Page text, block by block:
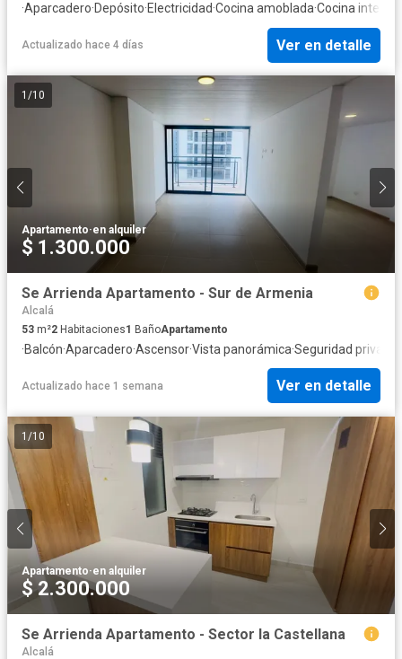
·Aparcadero·Depósito·Electricidad·Cocina amoblada·Cocina integral
Actualizado hace 4 días Ver en detalle
1 /10
Apartamento·en alquiler
$ 1.300.000
Se Arrienda Apartamento - Sur de Armenia
Alcalá
53 m²2 Habitaciones1 BañoApartamento
·Balcón·Aparcadero·Ascensor·Vista panorámica·Seguridad privada
Actualizado hace 1 semana Ver en detalle
1 /10
Apartamento·en alquiler
$ 2.300.000
Se Arrienda Apartamento - Sector la Castellana
Alcalá